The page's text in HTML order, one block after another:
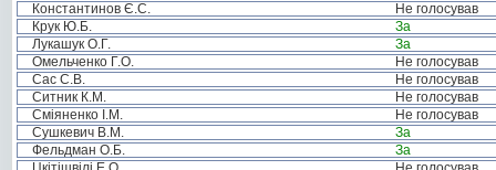
Константинов Є.С.
Не голосував
Крук Ю.Б.
За
Лукашук О.Г.
За
Омельченко Г.О.
Не голосував
Сас С.В.
Не голосував
Ситник К.М.
Не голосував
Сміяненко І.М.
Не голосував
Сушкевич В.М.
За
Фельдман О.Б.
За